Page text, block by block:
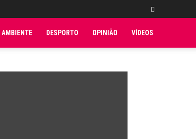
AMBIENTE DESPORTO OPINIÃO VÍDEOS